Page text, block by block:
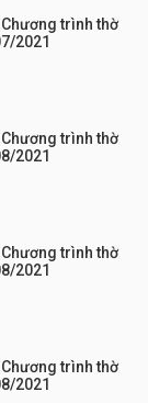
Chương trình thờ
2021
Chương trình thờ
2021
Chương trình thờ
2021
Chương trình thờ
2021